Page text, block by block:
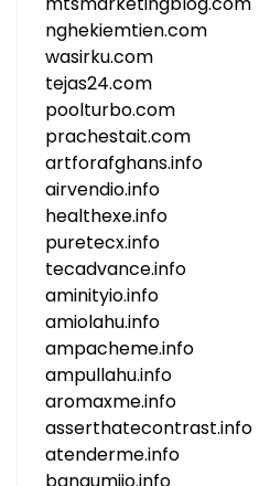
nghekiemtien.com
wasirku.com
tejas24.com
poolturbo.com
prachestait.com
artforafghans.info
airvendio.info
healthexe.info
puretecx.info
tecadvance.info
aminityio.info
amiolahu.info
ampacheme.info
ampullahu.info
aromaxme.info
asserthatecontrast.info
atenderme.info